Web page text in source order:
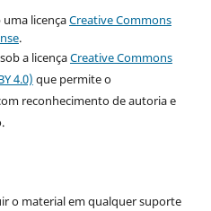
licençaCreative Commons
.
a licençaCreative Commons
4.0) que permite o
reconhecimento de autoria e
o material em qualquer suporte